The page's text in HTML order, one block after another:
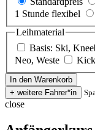
1 Stunde flexibel
Leihmaterial
Basis: Ski,
Neo, Weste
close